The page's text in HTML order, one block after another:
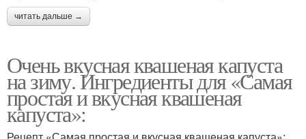
читать дальше →
Очень вкусная квашеная капуста
на зиму. Ингредиенты для «Самая
простая и вкусная квашеная
капуста»: